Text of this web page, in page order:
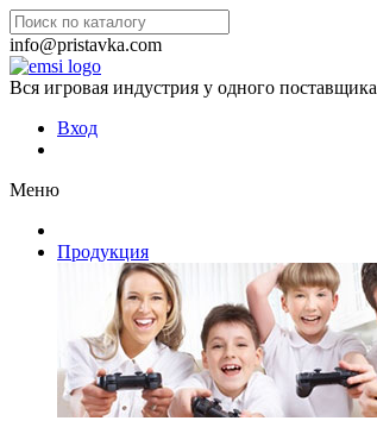
info@pristavka.com
Вся игровая индустрия у одного поставщика
Вход
Меню
Продукция